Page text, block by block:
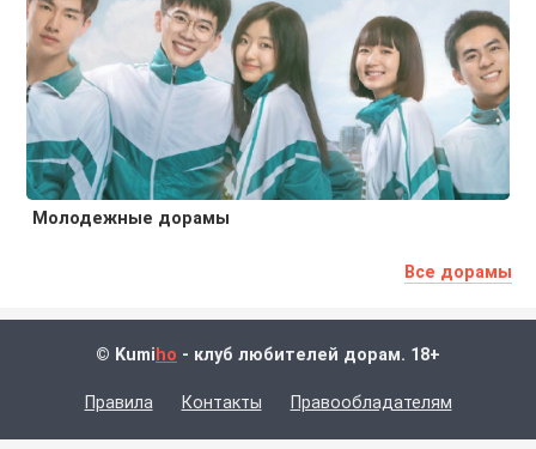
Молодежные дорамы
Все дорамы
© Kumi ho - клуб любителей дорам. 18+
Правила Контакты Правообладателям